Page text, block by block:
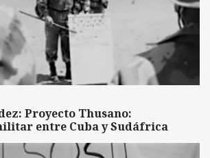
Proyecto Thusano:
entre Cuba y Sudáfrica